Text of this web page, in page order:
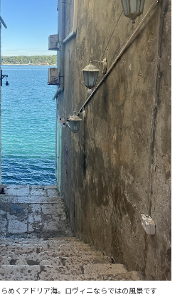
めくアドリア海。ロヴィニならではの風景です